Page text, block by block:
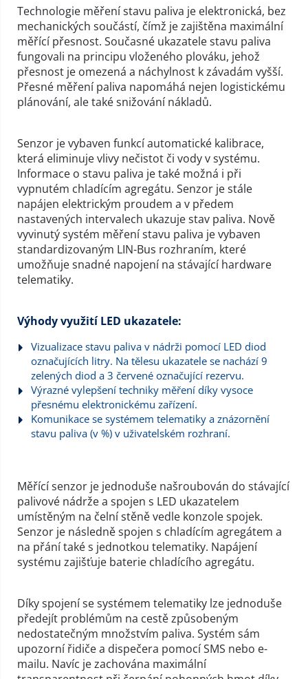
Technologie měření stavu paliva je elektronická, bez
mechanických součástí, čímž je zajištěna maximální
měřící přesnost. Současné ukazatele stavu paliva
fungovali na principu vloženého plováku, jehož
přesnost je omezená a náchylnost k závadám vyšší.
Přesné měření paliva napomáhá nejen logistickému
plánování, ale také snižování nákladů.
Senzor je vybaven funkcí automatické kalibrace,
která eliminuje vlivy nečistot či vody v systému.
Informace o stavu paliva je také možná i při
vypnutém chladícím agregátu. Senzor je stále
napájen elektrickým proudem a v předem
nastavených intervalech ukazuje stav paliva. Nově
vyvinutý systém měření stavu paliva je vybaven
standardizovaným LIN-Bus rozhraním, které
umožňuje snadné napojení na stávající hardware
telematiky.
Výhody využití LED ukazatele:
Vizualizace stavu paliva v nádrži pomocí LED diod
označujících litry. Na tělesu ukazatele se nachází 9
zelených diod a 3 červené označující rezervu.
Výrazné vylepšení techniky měření díky vysoce
přesnému elektronickému zařízení.
Komunikace se systémem telematiky a znázornění
stavu paliva (v %) v uživatelském rozhraní.
Měřící senzor je jednoduše našroubován do stávající
palivové nádrže a spojen s LED ukazatelem
umístěným na čelní stěně vedle konzole spojek.
Senzor je následně spojen s chladícím agregátem a
na přání také s jednotkou telematiky. Napájení
systému zajišťuje baterie chladícího agregátu.
Díky spojení se systémem telematiky lze jednoduše
předejít problémům na cestě způsobeným
nedostatečným množstvím paliva. Systém sám
upozorní řidiče a dispečera pomocí SMS nebo e-
mailu. Navíc je zachována maximální